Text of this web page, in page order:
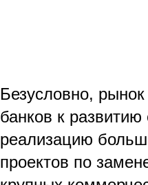
Безусловно,
банков к
реализацию
проектов по